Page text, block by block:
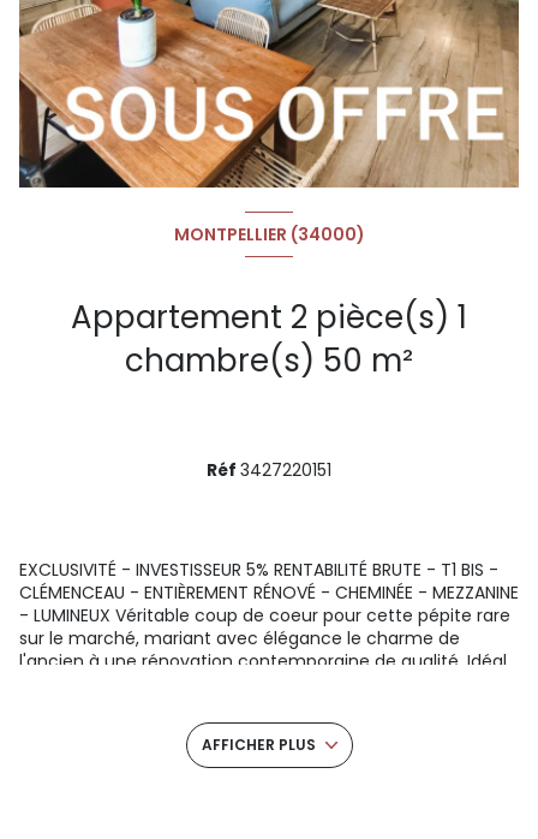
MONTPELLIER (34000)
Appartement 2 pièce(s) 1
chambre(s) 50 m²
Réf 3427220151
EXCLUSIVITÉ - INVESTISSEUR 5% RENTABILITÉ BRUTE - T1 BIS -
CLÉMENCEAU - ENTIÈREMENT RÉNOVÉ - CHEMINÉE - MEZZANINE
- LUMINEUX Véritable coup de coeur pour cette pépite rare
sur le marché, mariant avec élégance le charme de
l'ancien à une rénovation contemporaine de qualité. Idéal
parc Clémenceau, ce magnifique T1 Bis en rez-de-
chaussée développe une surface totale de 50 m² (35 m²
Carrez) et séduit dès l'entrée par son cachet exceptionnel.
AFFICHER PLUS